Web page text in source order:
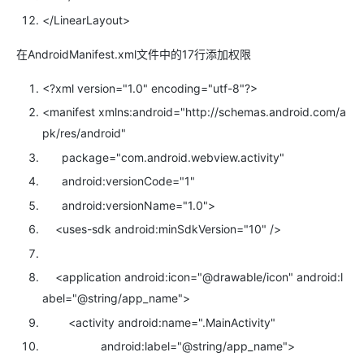
</LinearLayout>
在AndroidManifest.xml文件中的17行添加权限
<?xml version="1.0" encoding="utf-8"?>
<manifest xmlns:android="http://schemas.android.com/a
pk/res/android"
package="com.android.webview.activity"
android:versionCode="1"
android:versionName="1.0">
<uses-sdk android:minSdkVersion="10" />
<application android:icon="@drawable/icon" android:l
abel="@string/app_name">
<activity android:name=".MainActivity"
android:label="@string/app_name">